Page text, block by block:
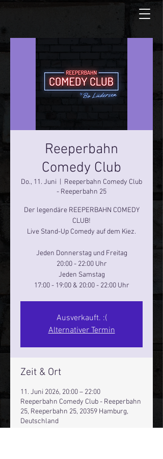
Reeperbahn
Comedy Club
Do., 11. Juni
Reeperbahn Comedy Club
- Reeperbahn 25
Der legendäre REEPERBAHN COMEDY
CLUB!
Live Stand-Up Comedy auf dem Kiez.
Jeden Donnerstag und Freitag
20:00 - 22:00 Uhr
Jeden Samstag
17:00 - 19:00 & 20:00 - 22:00 Uhr
Ausverkauft. :(
Alternativer Termin
Zeit & Ort
11. Juni 2026, 20:00 – 22:00
Reeperbahn Comedy Club - Reeperbahn
25, Reeperbahn 25, 20359 Hamburg,
Deutschland